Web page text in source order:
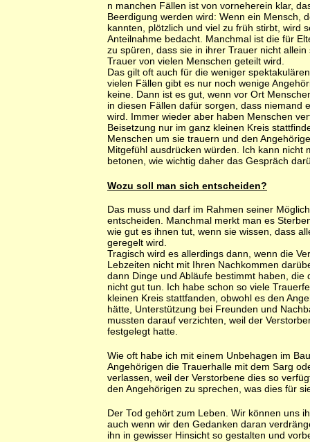
n manchen Fällen ist von vorneherein klar,
Beerdigung werden wird: Wenn ein Mensch,
kannten, plötzlich und viel zu früh stirbt, wird
Anteilnahme bedacht. Manchmal ist die für
zu spüren, dass sie in ihrer Trauer nicht allein
Trauer von vielen Menschen geteilt wird.
Das gilt oft auch für die weniger
vielen Fällen gibt es nur noch wenige
keine. Dann ist es gut, wenn vor Ort
in diesen Fällen dafür sorgen, dass niemand
wird. Immer wieder aber haben Menschen
Beisetzung nur im ganz kleinen Kreis
Menschen um sie trauern und den
Mitgefühl ausdrücken würden. Ich kann nicht
betonen, wie wichtig daher das Gespräch
Wozu soll man sich entscheiden?
Das muss und darf im Rahmen seiner
entscheiden. Manchmal merkt man es
wie gut es ihnen tut, wenn sie wissen, dass
geregelt wird.
Tragisch wird es allerdings dann, wenn die
Lebzeiten nicht mit Ihren Nachkommen
dann Dinge und Abläufe bestimmt haben, die
nicht gut tun. Ich habe schon so viele
kleinen Kreis stattfanden, obwohl es den
hätte, Unterstützung bei Freunden und
mussten darauf verzichten, weil der
festgelegt hatte.
Wie oft habe ich mit einem Unbehagen im
Angehörigen die Trauerhalle mit dem Sarg
verlassen, weil der Verstorbene dies so
den Angehörigen zu sprechen, was dies für
Der Tod gehört zum Leben. Wir können uns
auch wenn wir den Gedanken daran
ihn in gewisser Hinsicht so gestalten und